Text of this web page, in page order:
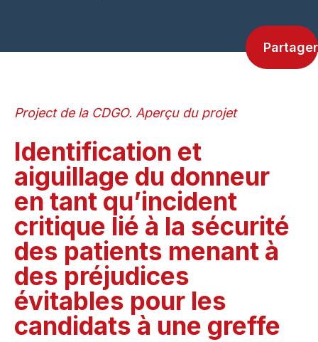
Partager
Project de la CDGO. Aperçu du projet
Identification et
aiguillage du donneur
en tant qu’incident
critique lié à la sécurité
des patients menant à
des préjudices
évitables pour les
candidats à une greffe